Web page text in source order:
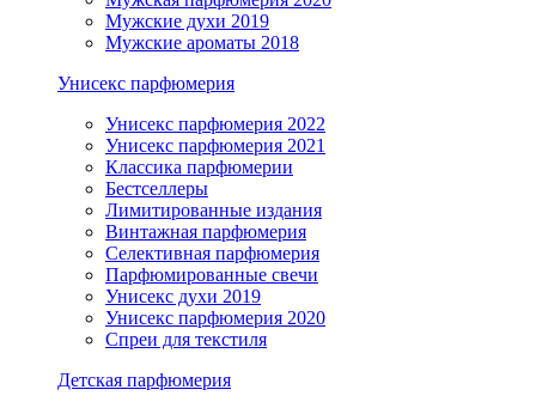
Мужские духи 2019
Мужские ароматы 2018
Унисекс парфюмерия
Унисекс парфюмерия 2022
Унисекс парфюмерия 2021
Классика парфюмерии
Бестселлеры
Лимитированные издания
Винтажная парфюмерия
Селективная парфюмерия
Парфюмированные свечи
Унисекс духи 2019
Унисекс парфюмерия 2020
Спреи для текстиля
Детская парфюмерия